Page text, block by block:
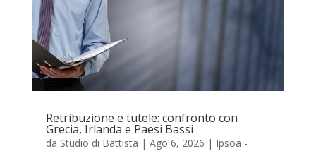
Retribuzione e tutele: confronto con
Grecia, Irlanda e Paesi Bassi
da Studio di Battista | Ago 6, 2026 | Ipsoa -